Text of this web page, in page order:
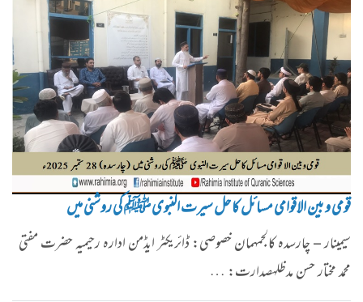
قومی و بین الاقوامی مسائل کا حل سیرت النبوی ﷺ کی روشنی میں
سیمینار – چارسدہ کالجمہمان خصوصی: ڈائریکٹر ایڈمن ادارہ رحیمیہ حضرت مفتی
محمد مختار حسن مدظلہصدارت: …